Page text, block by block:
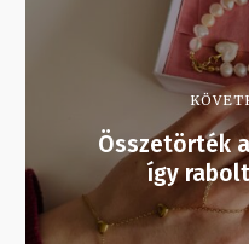
Összetörték
így